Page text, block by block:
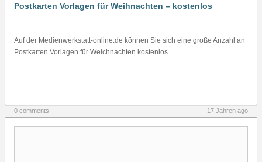
Postkarten Vorlagen für Weihnachten – kostenlos
Auf der Medienwerkstatt-online.de können Sie sich eine große Anzahl an
Postkarten Vorlagen für Weichnachten kostenlos...
0 comments 17 Jahren ago